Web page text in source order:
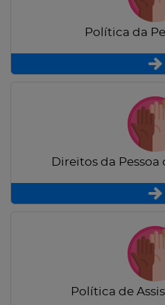
Política da
Direitos da
Política de